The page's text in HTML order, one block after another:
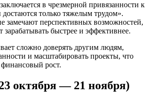
в чрезмерной привязанности к
только тяжелым трудом».
замечают перспективных возможностей,
зарабатывать быстрее и эффективнее.
сложно доверять другим людям,
и масштабировать проекты, что
финансовый рост.
октября — 21 ноября)